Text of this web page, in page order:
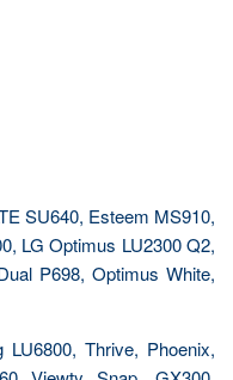
SU640, Esteem MS910,
LG Optimus LU2300 Q2,
P698, Optimus White,
Thrive, Phoenix,